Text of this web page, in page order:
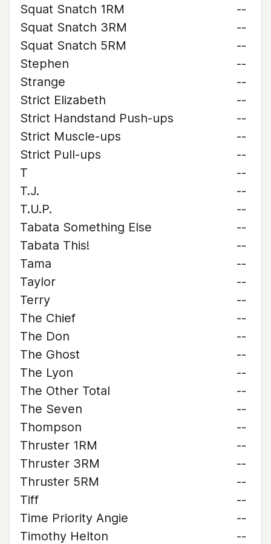
Squat Snatch 1RM
--
Squat Snatch 3RM
--
Squat Snatch 5RM
--
Stephen
--
Strange
--
Strict Elizabeth
--
Strict Handstand Push-ups
--
Strict Muscle-ups
--
Strict Pull-ups
--
T
--
T.J.
--
T.U.P.
--
Tabata Something Else
--
Tabata This!
--
Tama
--
Taylor
--
Terry
--
The Chief
--
The Don
--
The Ghost
--
The Lyon
--
The Other Total
--
The Seven
--
Thompson
--
Thruster 1RM
--
Thruster 3RM
--
Thruster 5RM
--
Tiff
--
Time Priority Angie
--
Timothy Helton
--